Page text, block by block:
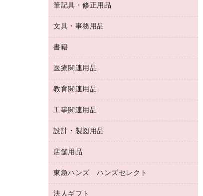
ティッシュペーパー
ダストボックス
タオル・アメニティ用品
スリッパ・サンダル・シューズ
スポーツ・レジャー用品
ゴミ袋
キッチン用品
食品添加物製品
ＯＡタップ／延長コード
その他電子文具
伝票
典礼用品
帳簿
額縁
各種用紙
ルーズリーフ
名刺整理用品
板目表紙・綴込表紙
背幅が伸びるファイル
統一伝票用ファイル
収納保存用品
レターファイル
リングファイル
プレゼン用ファイル
ファイルボックス
パイプ式ファイル
筆記具・修正用品
万年筆
消しゴム
修正液・修正ペン
修正テープ
鉛筆
マーキングペン（油性）
マーキングペン（水性）
文具・事務用品
輪ゴム
両面テープ
名札
保管・整理用品
壁面／足元収納
備品／小物ケース
透明テープ 事務用
電話台
書籍
パソコンソフト
医療関連用品
保健用品
使い捨て手袋
感染症対策用品
介護用品
医療関連用品
品）
教育関連用品
教育関連用品
工事関連用品
工事関連用品
設計・製図用品
設計・製図用品
店舗用品
店舗運営用品
陳列什器
東急ハンズ ハンズセレクト
東急ハンズ
法人ギフト